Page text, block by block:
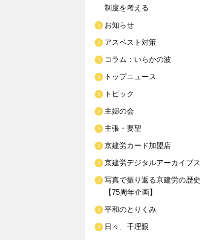
制度を考える
お知らせ
アスベスト対策
コラム：いらかの波
トップニュース
トピック
主婦の会
主張・要望
京建労カード加盟店
京建労デジタルアーカイブス
写真で振り返る京建労の歴史
【75周年企画】
平和のとりくみ
日々、千理眼